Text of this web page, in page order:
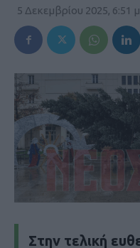
5 Δεκεμβρίου 2025, 6:51
Στην τελική